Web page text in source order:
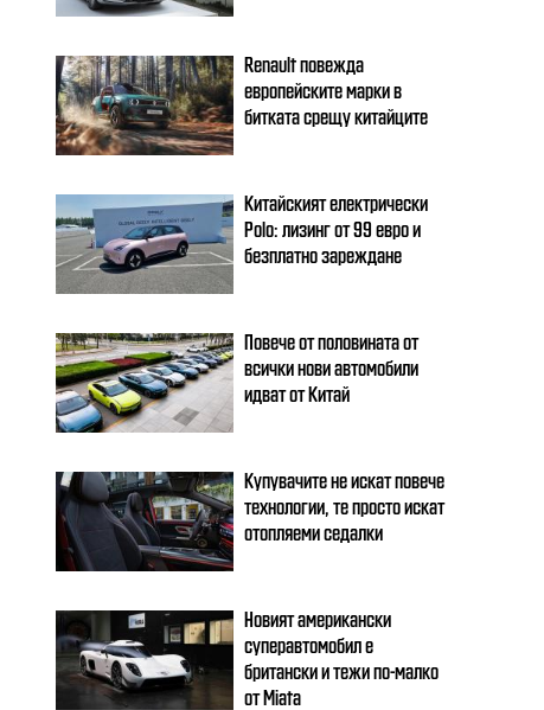
Renault повежда
европейските марки в
битката срещу китайците
Китайският електрически
Polo: лизинг от 99 евро и
безплатно зареждане
Повече от половината от
всички нови автомобили
идват от Китай
Купувачите не искат повече
технологии, те просто искат
отопляеми седалки
Новият американски
суперавтомобил е
британски и тежи по-малко
от Miata